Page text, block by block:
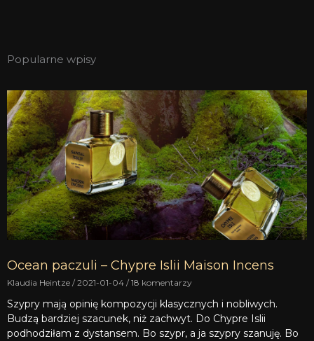
Popularne wpisy
Ocean paczuli – Chypre Islii Maison Incens
Klaudia Heintze 2021-01-04 18 komentarzy
Szypry mają opinię kompozycji klasycznych i nobliwych.
Budzą bardziej szacunek, niż zachwyt. Do Chypre Islii
podhodziłam z dystansem. Bo szypr, a ja szypry szanuję. Bo